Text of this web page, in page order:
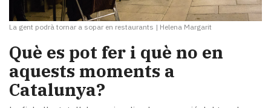
La gent podrà tornar a sopar en restaurants | Helena Margarit
Què es pot fer i què no en
aquests moments a
Catalunya?